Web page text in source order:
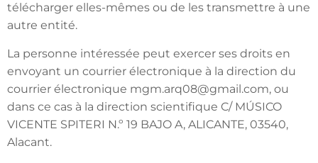
télécharger elles-mêmes ou de les transmettre à une
autre entité.
La personne intéressée peut exercer ses droits en
envoyant un courrier électronique à la direction du
courrier électronique mgm.arq08@gmail.com, ou
dans ce cas à la direction scientifique C/ MÚSICO
VICENTE SPITERI N.º 19 BAJO A, ALICANTE, 03540,
Alacant.